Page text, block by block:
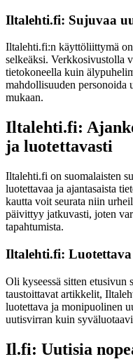
Iltalehti.fi: Sujuvaa
Iltalehti.fi:n käyttöliittymä
selkeäksi. Verkkosivustolla
tietokoneella kuin
mahdollisuuden personoida
mukaan.
Iltalehti.fi:
ja luotettavasti
Iltalehti.fi on suomalaisten
luotettavaa ja ajantasaista
kautta voit seurata niin
päivittyy jatkuvasti, joten
tapahtumista.
Iltalehti.fi: Luotettava
Oli kyseessä sitten etusivun
taustoittavat artikkelit,
luotettava ja monipuolinen
uutisvirran kuin
Il.fi: Uutisia